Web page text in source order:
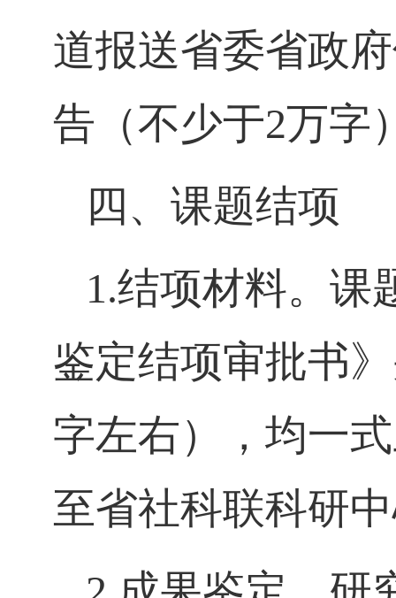
道报送省委省政
告（不少于2万字
四、课题结项
1.结项材料。课
鉴定结项审批书
字左右），均一
至省社科联科研